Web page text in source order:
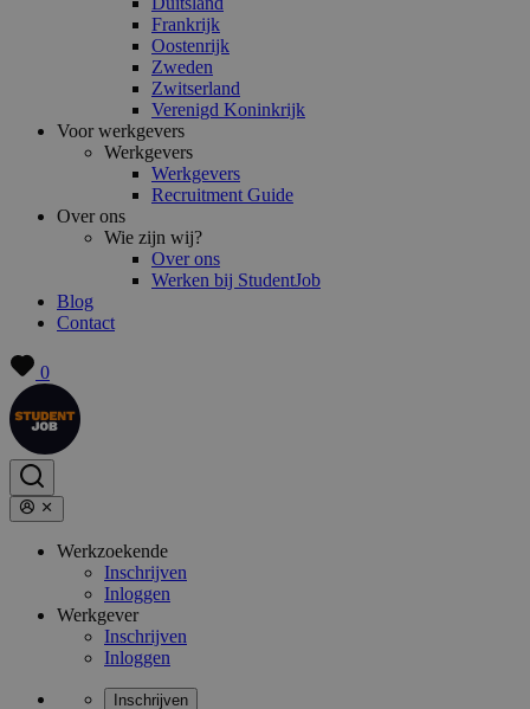
Frankrijk
Oostenrijk
Zweden
Zwitserland
Verenigd Koninkrijk
Voor werkgevers
Werkgevers
Werkgevers
Recruitment Guide
Over ons
Wie zijn wij?
Over ons
Werken bij StudentJob
Blog
Contact
0
Werkzoekende
Inschrijven
Inloggen
Werkgever
Inschrijven
Inloggen
Inschrijven